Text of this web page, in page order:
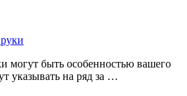
могут быть особенностью вашего
указывать на ряд за …